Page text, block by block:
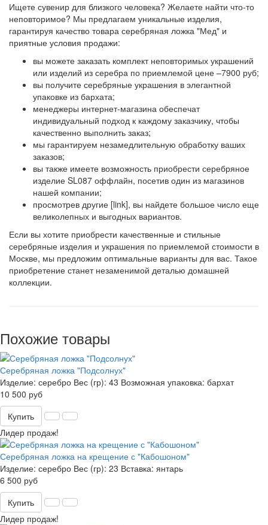
Ищете сувенир для близкого человека? Желаете найти что-то
неповторимое? Мы предлагаем уникальные изделия,
гарантируя качество товара серебряная ложка "Мед" и
приятные условия продажи:
вы можете заказать комплект неповторимых украшений
или изделий из серебра по приемлемой цене –7900 руб;
вы получите серебряные украшения в элегантной
упаковке из бархата;
менеджеры интернет-магазина обеспечат
индивидуальный подход к каждому заказчику, чтобы
качественно выполнить заказ;
мы гарантируем незамедлительную обработку ваших
заказов;
вы также имеете возможность приобрести серебряное
изделие SL087 оффлайн, посетив один из магазинов
нашей компании;
просмотрев другие [link], вы найдете большое число еще
великолепных и выгодных вариантов.
Если вы хотите приобрести качественные и стильные
серебряные изделия и украшения по приемлемой стоимости в
Москве, мы предложим оптимальные варианты для вас. Такое
приобретение станет незаменимой деталью домашней
коллекции.
Похожие товары
Серебряная ложка "Подсолнух"
Изделие: серебро Вес (гр): 43 Возможная упаковка: бархат
10 500 руб
Купить
Лидер продаж!
Серебряная ложка на крещение с "Кабошоном"
Изделие: серебро Вес (гр): 23 Вставка: янтарь
6 500 руб
Купить
Лидер продаж!